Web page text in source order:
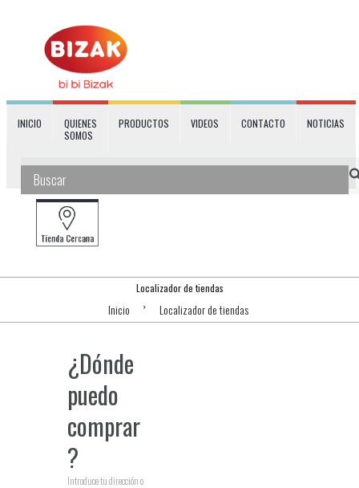
INICIO
QUIENES
SOMOS
PRODUCTOS VIDEOS CONTACTO NOTICIAS
Localizador de tiendas
Inicio Localizador de tiendas
¿Dónde
puedo
comprar
?
Introduce tu dirección o